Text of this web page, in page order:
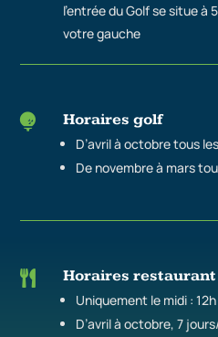
l’entrée du Golf se situe
votre gauche
 Horaires golf
D’avril à octobre tous
De novembre à mars
 Horaires restaurant
Uniquement le midi :
D’avril à octobre, 7